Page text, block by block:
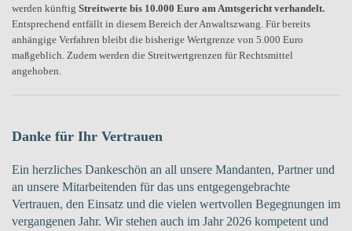
werden künftig Streitwerte bis 10.000 Euro am Amtsgericht verhandelt.
Entsprechend entfällt in diesem Bereich der Anwaltszwang. Für bereits
anhängige Verfahren bleibt die bisherige Wertgrenze von 5.000 Euro
maßgeblich. Zudem werden die Streitwertgrenzen für Rechtsmittel
angehoben.
Danke für Ihr Vertrauen
Ein herzliches Dankeschön an all unsere Mandanten, Partner und
an unsere Mitarbeitenden für das uns entgegengebrachte
Vertrauen, den Einsatz und die vielen wertvollen Begegnungen im
vergangenen Jahr. Wir stehen auch im Jahr 2026 kompetent und